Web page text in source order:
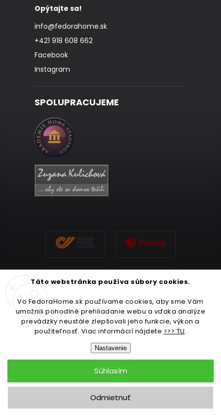
Táto webstránka používa súbory cookies.
Vo FedoraHome.sk používame cookies, aby sme Vám
umožnili pohodlné prehliadanie webu a vďaka analýze
prevádzky neustále zlepšovali jeho funkcie, výkon a
použiteľnosť. Viac informácií nájdete >>> TU.
Nastavenie
Odmietnuť
Súhlasím
Opýtajte sa!
info@fedorahome.sk
+421 918 608 662
Facebook
Instagram
SPOLUPRACUJEME
Copyright 2026FedoraHome.sk. Všetky práva vyhradené.
Upraviť nastavenie cookies